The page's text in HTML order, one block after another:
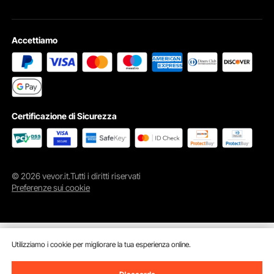
Accettiamo
Certificazione di Sicurezza
© 2026 vevor.it.Tutti i diritti riservati
Preferenze sui cookie
Utilizziamo i cookie per migliorare la tua esperienza online.